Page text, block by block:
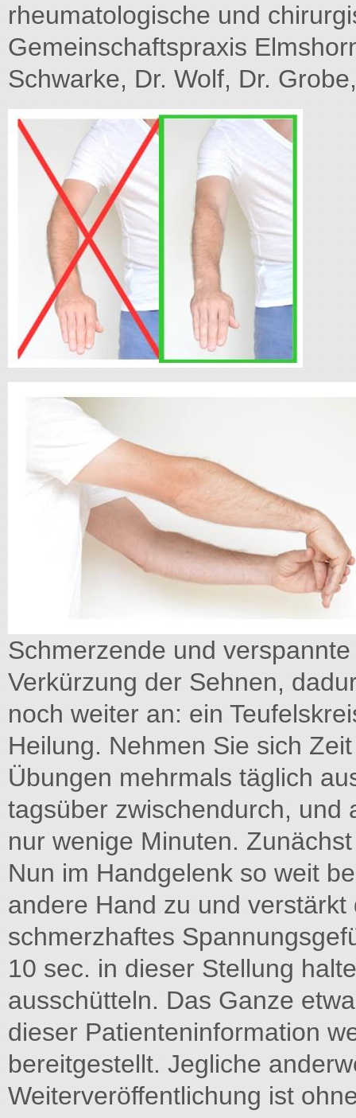
rheumatologische und
Gemeinschaftspraxis
Schwarke, Dr. Wolf, Dr.
Schmerzende und
Verkürzung der Sehnen,
noch weiter an: ein
Heilung. Nehmen Sie sich
Übungen mehrmals täglich
tagsüber zwischendurch, und
nur wenige Minuten.
Nun im Handgelenk so weit
andere Hand zu und
schmerzhaftes
10 sec. in dieser Stellung
ausschütteln. Das Ganze
dieser Patienteninformation
bereitgestellt. Jegliche
Weiterveröffentlichung ist